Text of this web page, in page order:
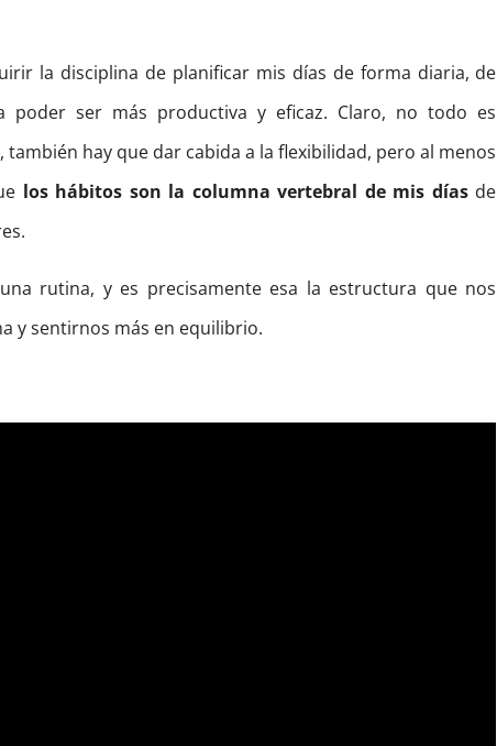
la disciplina de planificar mis días de forma diaria, de
poder ser más productiva y eficaz. Claro, no todo es
hay que dar cabida a la flexibilidad, pero al menos
los hábitos son la columna vertebral de mis díasde
rutina, y es precisamente esa la estructura que nos
y sentirnos más en equilibrio.